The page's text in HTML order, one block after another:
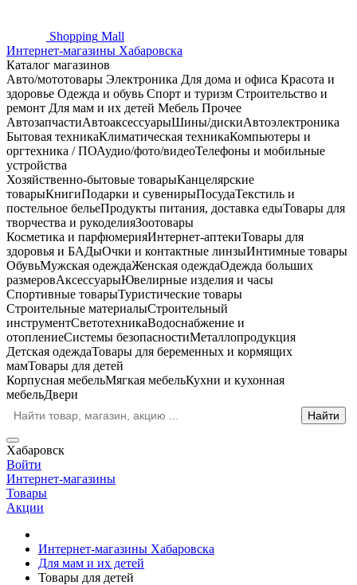
Shopping Mall
Интернет-магазины Хабаровска
Каталог магазинов
Авто/мототовары Электроника Для дома и офиса Красота и
здоровье Одежда и обувь Спорт и туризм Строительство и
ремонт Для мам и их детей Мебель Прочее
АвтозапчастиАвтоаксессуарыШины/дискиАвтоэлектроника
Бытовая техникаКлиматическая техникаКомпьютеры и
оргтехника / ПОАудио/фото/видеоТелефоны и мобильные
устройства
Хозяйственно-бытовые товарыКанцелярские
товарыКнигиПодарки и сувенирыПосудаТекстиль и
постельное бельеПродукты питания, доставка едыТовары для
творчества и рукоделияЗоотовары
Косметика и парфюмерияИнтернет-аптекиТовары для
здоровья и БАДыОчки и контактные линзыИнтимные товары
ОбувьМужская одеждаЖенская одеждаОдежда больших
размеровАксессуарыЮвелирные изделия и часы
Спортивные товарыТуристические товары
Строительные материалыСтроительный
инструментСветотехникаВодоснабжение и
отоплениеСистемы безопасностиМеталлопродукция
Детская одеждаТовары для беременных и кормящих
мамТовары для детей
Корпусная мебельМягкая мебельКухни и кухонная
мебельДвери
Хабаровск
Войти
Интернет-магазины
Товары
Акции
Интернет-магазины Хабаровска
Для мам и их детей
Товары для детей